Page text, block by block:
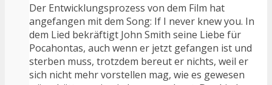
Der Entwicklungsprozess von dem Film hat
angefangen mit dem Song: If I never knew you. In
dem Lied bekräftigt John Smith seine Liebe für
Pocahontas, auch wenn er jetzt gefangen ist und
sterben muss, trotzdem bereut er nichts, weil er
sich nicht mehr vorstellen mag, wie es gewesen